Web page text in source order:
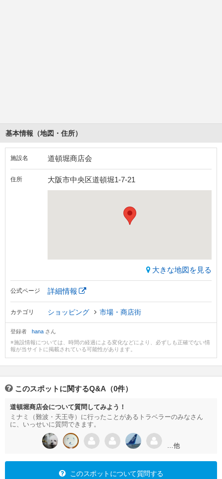
基本情報（地図・住所）
施設名 道頓堀商店会
住所 大阪市中央区道頓堀1-7-21
大きな地図を見る
公式ページ 詳細情報
カテゴリ ショッピング 市場・商店街
登録者 hana さん
※施設情報については、時間の経過による変化などにより、必ずしも正確でない情
報が当サイトに掲載されている可能性があります。
このスポットに関するQ&A（0件）
道頓堀商店会について質問してみよう！
ミナミ（難波・天王寺）に行ったことがあるトラベラーのみなさん
に、いっせいに質問できます。
…他
このスポットについて質問する